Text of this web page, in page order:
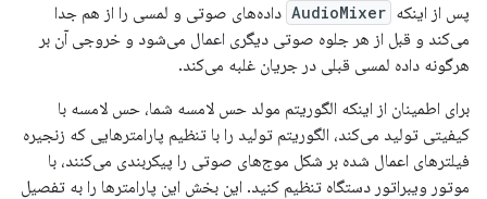
پس از اینکه AudioMixer داده‌های صوتی و لمسی را از هم جدا
می‌کند و قبل از هر جلوه صوتی دیگری اعمال می‌شود و خروجی آن بر
هرگونه داده لمسی قبلی در جریان غلبه می‌کند.
برای اطمینان از اینکه الگوریتم مولد حس لامسه شما، حس لامسه با
کیفیتی تولید می‌کند، الگوریتم تولید را با تنظیم پارامترهایی که زنجیره
فیلترهای اعمال شده بر شکل موج‌های صوتی را پیکربندی می‌کنند، با
موتور ویبراتور دستگاه تنظیم کنید. این بخش این پارامترها را به تفصیل